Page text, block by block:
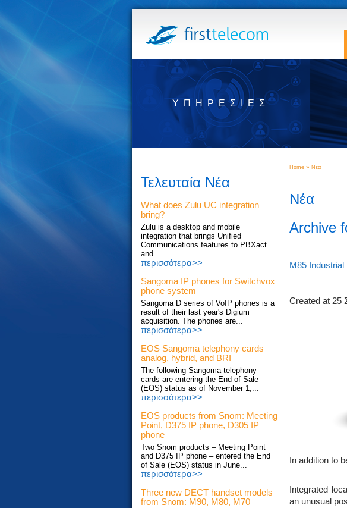
ΥΠΗΡΕΣΊΕΣ
Τελευταία Νέα
What does Zulu UC integration
bring?
Zulu is a desktop and mobile
integration that brings Unified
Communications features to PBXact
and...
περισσότερα>>
Sangoma IP phones for Switchvox
phone system
Sangoma D series of VoIP phones is a
result of their last year's Digium
acquisition. The phones are...
περισσότερα>>
EOS Sangoma telephony cards –
analog, hybrid, and BRI
The following Sangoma telephony
cards are entering the End of Sale
(EOS) status as of November 1,...
περισσότερα>>
EOS products from Snom: Meeting
Point, D375 IP phone, D305 IP
phone
Two Snom products – Meeting Point
and D375 IP phone – entered the End
of Sale (EOS) status in June...
περισσότερα>>
Three new DECT handset models
from Snom: M90, M80, M70
Home » Νέα
Νέα
Archive
M85
Created at 25
In addition to
Integrated
an unusual